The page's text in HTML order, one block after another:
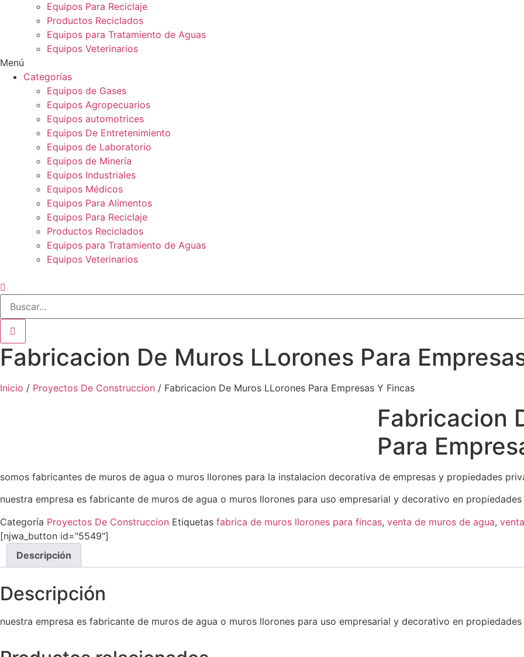
Equipos Para Reciclaje
Productos Reciclados
Equipos para Tratamiento de Aguas
Equipos Veterinarios
Menú
Categorías
Equipos de Gases
Equipos Agropecuarios
Equipos automotrices
Equipos De Entretenimiento
Equipos de Laboratorio
Equipos de Minería
Equipos Industriales
Equipos Médicos
Equipos Para Alimentos
Equipos Para Reciclaje
Productos Reciclados
Equipos para Tratamiento de Aguas
Equipos Veterinarios
Fabricacion De Muros LLorones Para
Inicio / Proyectos De Construccion / Fabricacion De Muros LLorones Para Empresas Y Fincas
Fabricacion
Para
somos fabricantes de muros de agua o muros llorones para la instalacion decorativa de empresas y propiedades
nuestra empresa es fabricante de muros de agua o muros llorones para uso empresarial y decorativo en propiedades
Categoría Proyectos De Construccion Etiquetas fabrica de muros llorones para fincas, venta de muros de agua,
[njwa_button id="5549"]
Descripción
Descripción
nuestra empresa es fabricante de muros de agua o muros llorones para uso empresarial y decorativo en propiedades